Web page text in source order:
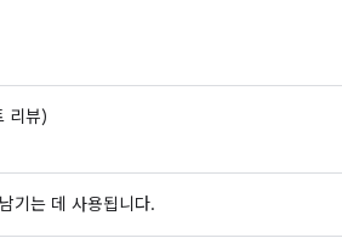
리뷰)
기는 데 사용됩니다.